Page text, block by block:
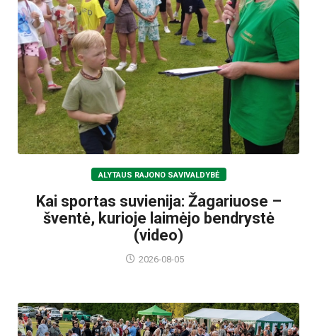
ALYTAUS RAJONO SAVIVALDYBĖ
Kai sportas suvienija: Žagariuose –
šventė, kurioje laimėjo bendrystė
(video)
2026-08-05